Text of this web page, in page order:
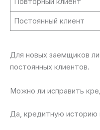
Постоянный клиент
Для новых заемщиков
постоянных клиентов.
Можно ли исправить
Да, кредитную историю